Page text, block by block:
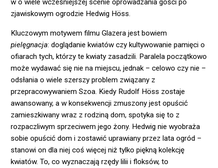
w o wiele wcześniejszej scenie oprowadzania gości po
zjawiskowym ogrodzie Hedwig Höss.
Kluczowym motywem filmu Glazera jest bowiem
pielęgnacja: doglądanie kwiatów czy kultywowanie pamięci o
ofiarach tych, którzy te kwiaty zasadzili. Paralela początkowo
może wydawać się nie na miejscu, jednak – celowo czy nie –
odsłania o wiele szerszy problem związany z
przepracowywaniem Szoa. Kiedy Rudolf Höss zostaje
awansowany, a w konsekwencji zmuszony jest opuścić
zamieszkiwany wraz z rodziną dom, spotyka się to z
rozpaczliwym sprzeciwem jego żony. Hedwig nie wyobraża
sobie opuścić dom i zostawić uprawiany przez lata ogród –
stanowi on dla niej coś więcej niż tylko piękną kolekcję
kwiatów. To, co wyznaczają rzędy lilii i floksów, to